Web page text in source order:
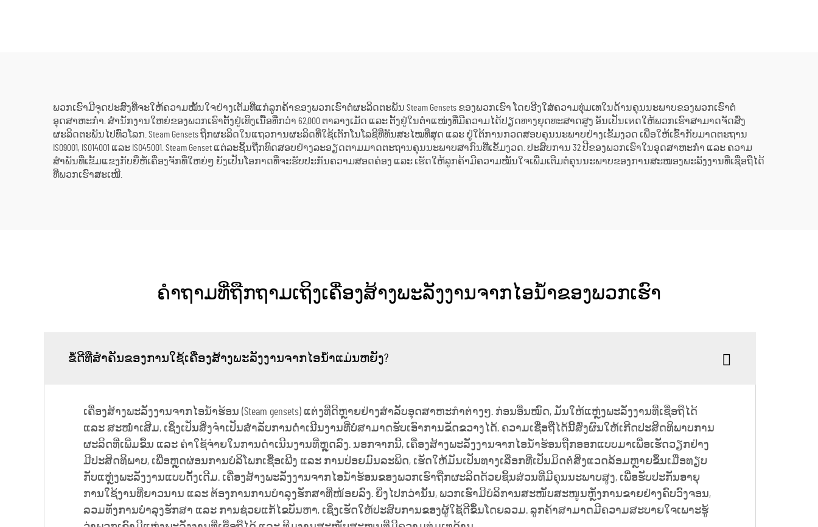
ກົດເຄື່ອງ
ພະລັງງານໄຟຟ້າ
ພວກເຮົາມີຈຸດປະສົງທີ່ຈະໃຫ້ຄວາມໝັ້ນໃຈຢ່າງເຕັມທີ່ແກ່ລູກຄ້າຂອງພວກເຮົາຕໍ່ຜະລິດຕະພັນ Steam Gensets ຂອງພວກເຮົາ ໂດຍອີງໃສ່ຄວາມທຸ່ມເທໃນດ້ານຄຸນນະພາບຂອງພວກເຮົາຕໍ່
ອຸດສາຫະກຳ. ສຳນັກງານໃຫຍ່ຂອງພວກເຮົາຕັ້ງຢູ່ເທິງເນື້ອທີ່ກວ່າ 62,000 ຕາລາງເມັດ ແລະ ຕັ້ງຢູ່ໃນຕຳແໜ່ງທີ່ມີຄວາມໄດ້ປຽດທາງຍຸດທະສາດສູງ ອັນເປັນເหດໃຫ້ພວກເຮົາສາມາດຈັດສົ່ງ
ຜະລິດຕະພັນໄປທົ່ວໂລກ. Steam Gensets ຖືກຜະລິດໃນແຖວການຜະລິດທີ່ໃຊ້ເຕັກໂນໂລຊີທີ່ທັນສະໄໝທີ່ສຸດ ແລະ ຢູ່ໃຕ້ການກວດສອບຄຸນນະພາບຢ່າງເຂັ້ມງວດ ເພື່ອໃຫ້ເຂົ້າກັບມາດຕະຖານ
ISO9001, ISO14001 ແລະ ISO45001. Steam Genset ແຕ່ລະຊິ້ນຖືກທົດສອບຢ່າງລະອຽດຕາມມາດຕະຖານຄຸນນະພາບສາກົນທີ່ເຂັ້ມງວດ. ປະສົບການ 32 ປີຂອງພວກເຮົາໃນອຸດສາຫະກຳ ແລະ ຄວາມ
ສຳພັນທີ່ເຂັ້ມແຂງກັບຍີ່ຫໍ້ເຄື່ອງຈັກທີ່ໃຫຍ່ໆ ຍັງເປັນໂອກາດທີ່ຈະຮັບປະກັນຄວາມສອດຄ່ອງ ແລະ ເຮັດໃຫ້ລູກຄ້າມີຄວາມໝັ້ນໃຈເພີ່ມເຕີມຕໍ່ຄຸນນະພາບຂອງການສະໜອງພະລັງງານທີ່ເຊື່ອຖືໄດ້
ທີ່ພວກເຮົາສະເໜີ.
ຄຳຖາມທີ່ຖືກຖາມເຖິງເຄື່ອງສ້າງພະລັງງານຈາກໄອນ້ຳຂອງພວກເຮົາ
ຂໍ້ດີທີ່ສຳຄັນຂອງການໃຊ້ເຄື່ອງສ້າງພະລັງງານຈາກໄອນ້ຳແມ່ນຫຍັງ?
ເຄື່ອງສ້າງພະລັງງານຈາກໄອນ້ຳຮ້ອນ (Steam gensets) ແຕ່ງທີ່ດີຫຼາຍຢ່າງສຳລັບອຸດສາຫະກຳຕ່າງໆ. ກ່ອນອື່ນໝົດ, ມັນໃຫ້ແຫຼ່ງພະລັງງານທີ່ເຊື່ອຖືໄດ້
ແລະ ສະໝໍ່ຳເສີມ, ເຊິ່ງເປັນສິ່ງຈຳເປັນສຳລັບການດຳເນີນງານທີ່ບໍ່ສາມາດຮັບເອົາການຂັດຂວາງໄດ້. ຄວາມເຊື່ອຖືໄດ້ນີ້ສົ່ງຜົນໃຫ້ເກີດປະສິດທິພາບການ
ຜະລິດທີ່ເພີ່ມຂຶ້ນ ແລະ ຄ່າໃຊ້ຈ່າຍໃນການດຳເນີນງານທີ່ຫຼຸດລົງ. ນອກຈາກນີ້, ເຄື່ອງສ້າງພະລັງງານຈາກໄອນ້ຳຮ້ອນຖືກອອກແບບມາເພື່ອເຮັດວຽກຢ່າງ
ມີປະສິດທິພາບ, ເພື່ອຫຼຸດຜ່ອນການບໍລິໂພກເຊື້ອເພີງ ແລະ ການປ່ອຍມົນລະພິດ, ເຮັດໃຫ້ມັນເປັນທາງເລືອກທີ່ເປັນມິດຕໍ່ສິ່ງແວດລ້ອມຫຼາຍຂຶ້ນເມື່ອທຽບ
ກັບແຫຼ່ງພະລັງງານແບບດັ້ງເດີມ. ເຄື່ອງສ້າງພະລັງງານຈາກໄອນ້ຳຮ້ອນຂອງພວກເຮົາຖືກຜະລິດດ້ວຍຊິ້ນສ່ວນທີ່ມີຄຸນນະພາບສູງ, ເພື່ອຮັບປະກັນອາຍຸ
ການໃຊ້ງານທີ່ຍາວນານ ແລະ ຕ້ອງການການບໍາລຸງຮັກສາທີ່ໜ້ອຍລົງ. ຍິ່ງໄປກວ່ານັ້ນ, ພວກເຮົາມີບໍລິການສະໜັບສະໜູນຫຼັງການຂາຍຢ່າງຄົບວົງຈອນ,
ລວມທັງການບໍາລຸງຮັກສາ ແລະ ການຊ່ວຍແກ້ໄຂບັນຫາ, ເຊິ່ງເຮັດໃຫ້ປະສົບການຂອງຜູ້ໃຊ້ດີຂຶ້ນໂດຍລວມ. ລູກຄ້າສາມາດມີຄວາມສະບາຍໃຈເພາະຮູ້